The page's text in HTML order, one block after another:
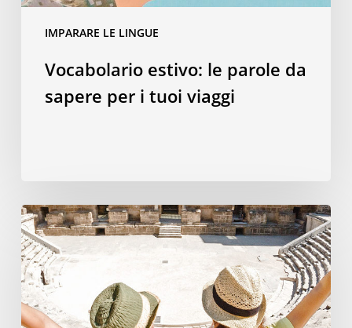
IMPARARE LE LINGUE
Vocabolario estivo: le parole da
sapere per i tuoi viaggi
Perché
una
vacanza
studio
all’estero
è